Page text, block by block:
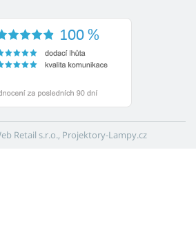
Retail s.r.o., Projektory-Lampy.cz